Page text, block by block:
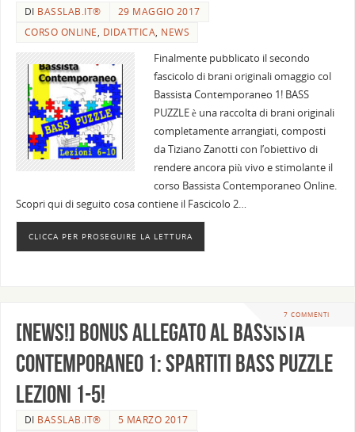
DI BASSLAB.IT®
29 MAGGIO 2017
CORSO ONLINE, DIDATTICA, NEWS
Finalmente pubblicato il secondo
fascicolo di brani originali omaggio col
Bassista Contemporaneo 1! BASS
PUZZLE è una raccolta di brani originali
completamente arrangiati, composti
da Tiziano Zanotti con l’obiettivo di
rendere ancora più vivo e stimolante il
corso Bassista Contemporaneo Online.
Scopri qui di seguito cosa contiene il Fascicolo 2…
CLICCA PER PROSEGUIRE LA LETTURA
7 COMMENTI
[News!] Bonus allegato al Bassista
Contemporaneo 1: Spartiti Bass Puzzle
Lezioni 1-5!
DI BASSLAB.IT® 5 MARZO 2017